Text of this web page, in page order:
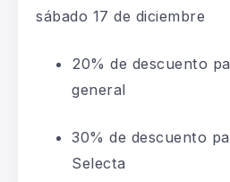
sábado 17 de diciembre
20% de descuento
general
30% de descuento
Selecta